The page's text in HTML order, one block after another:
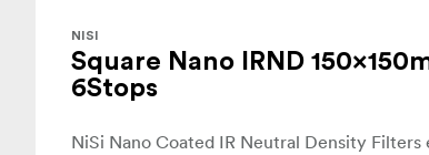
NISI
Square Nano IRND
6Stops
NiSi Nano Coated IR Neutral Density